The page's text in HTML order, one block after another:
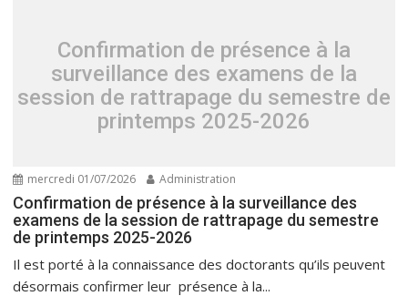
Confirmation de présence à la
surveillance des examens de la
session de rattrapage du semestre de
printemps 2025-2026
mercredi 01/07/2026 Administration
Confirmation de présence à la surveillance des
examens de la session de rattrapage du semestre
de printemps 2025-2026
Il est porté à la connaissance des doctorants qu’ils peuvent
désormais confirmer leur présence à la...